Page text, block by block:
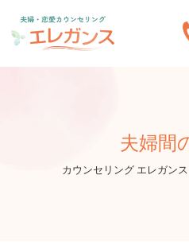
夫婦間
カウンセリング エレガンス